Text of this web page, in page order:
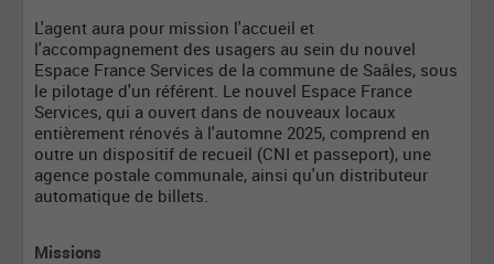
L'agent aura pour mission l'accueil et
l'accompagnement des usagers au sein du nouvel
Espace France Services de la commune de Saâles, sous
le pilotage d'un référent. Le nouvel Espace France
Services, qui a ouvert dans de nouveaux locaux
entièrement rénovés à l'automne 2025, comprend en
outre un dispositif de recueil (CNI et passeport), une
agence postale communale, ainsi qu'un distributeur
automatique de billets.
Missions